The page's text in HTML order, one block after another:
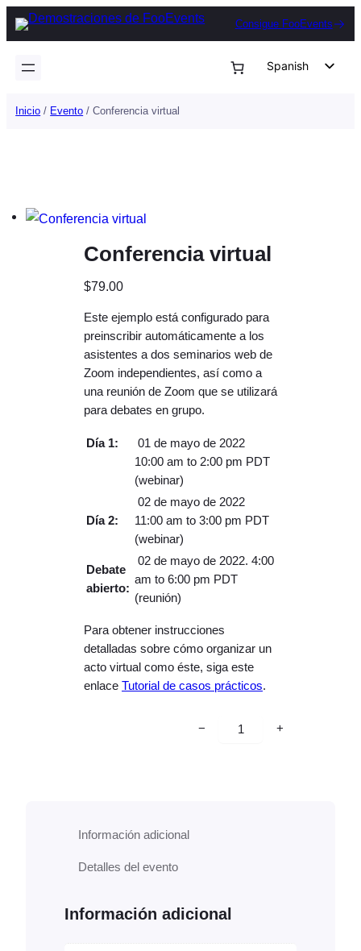
Saltar
Consigue FooEvents
Spanish
Inicio / Evento / Conferencia virtual
Conferencia virtual
$79.00
Este ejemplo está configurado para
preinscribir automáticamente a los
asistentes a dos seminarios web de
Zoom independientes, así como a
una reunión de Zoom que se utilizará
para debates en grupo.
Día 1:
01 de mayo de 2022
10:00 am to 2:00 pm PDT
(webinar)
Día 2:
02 de mayo de 2022
11:00 am to 3:00 pm PDT
(webinar)
Debate
abierto:
02 de mayo de 2022. 4:00
am to 6:00 pm PDT
(reunión)
Para obtener instrucciones
detalladas sobre cómo organizar un
acto virtual como éste, siga este
enlace Tutorial de casos prácticos.
r
i
− +
Información adicional
Detalles del evento
Información adicional